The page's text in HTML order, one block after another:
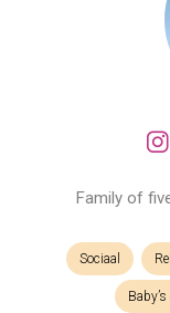
Family of
Sociaal